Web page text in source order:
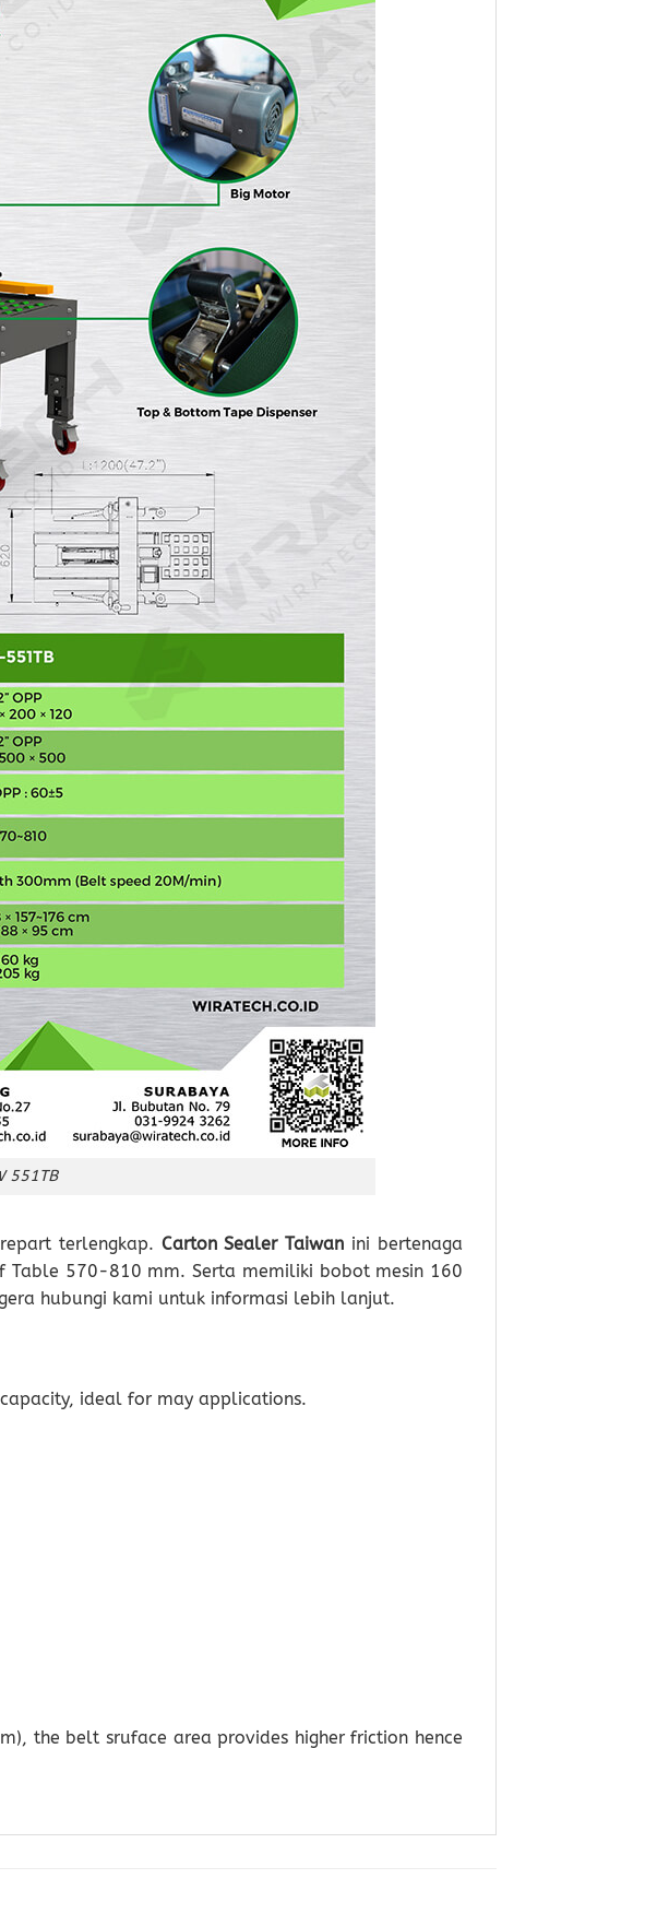
551TB
terlengkap. Carton Sealer Taiwan ini bertenaga
Table 570-810 mm. Serta memiliki bobot mesin 160
hubungi kami untuk informasi lebih lanjut.
ideal for may applications.
the belt sruface area provides higher friction hence